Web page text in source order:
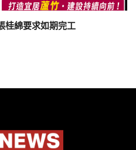
綿要求如期完工